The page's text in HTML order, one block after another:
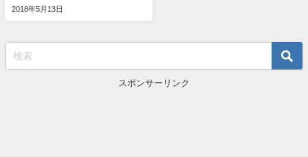
2018年5月13日
スポンサーリンク